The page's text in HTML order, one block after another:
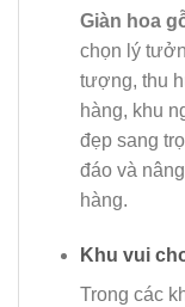
Giàn hoa
chọn lý
tượng, thu
hàng, khu
đẹp sang
đáo và
hàng.
Khu vui
Trong các